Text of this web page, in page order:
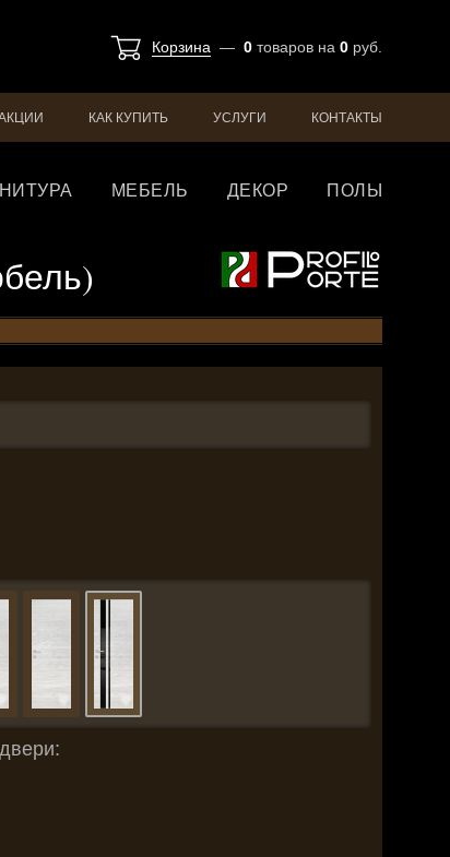
Корзина — 0 товаров на 0 руб.
КАК КУПИТЬ УСЛУГИ КОНТАКТЫ
МЕБЕЛЬ ДЕКОР ПОЛЫ